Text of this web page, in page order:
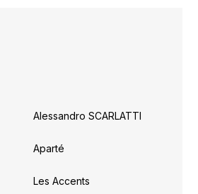
Alessandro SCARLATTI
Aparté
Les Accents